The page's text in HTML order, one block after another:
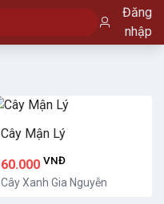
Đăng
nhập
Cây Mận Lý
60.000 VNĐ
Cây Xanh Gia Nguyễn